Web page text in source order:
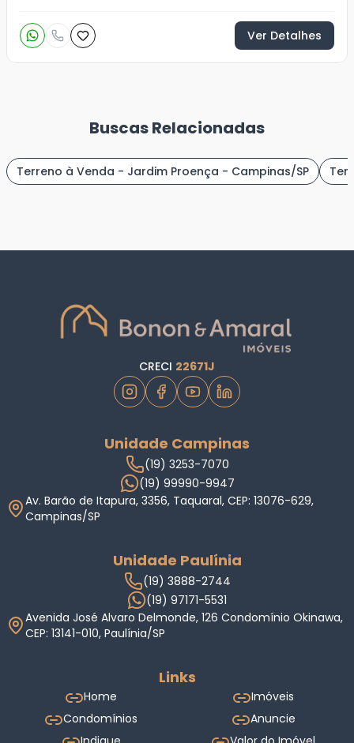
Ver Detalhes
Buscas Relacionadas
Terreno à Venda - Jardim Proença - Campinas/SP
CRECI 22671J
Unidade Campinas
(19) 3253-7070
(19) 99990-9947
Av. Barão de Itapura, 3356, Taquaral, CEP: 13076-629,
Campinas/SP
Unidade Paulínia
(19) 3888-2744
(19) 97171-5531
Avenida José Alvaro Delmonde, 126 Condomínio Okinawa,
CEP: 13141-010, Paulínia/SP
Links
Home
Imóveis
Condomínios
Anuncie